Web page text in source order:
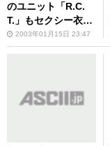
のユニット「R.C.
T.」もセクシー衣装
で応援に！
2003年01月15日 23:47